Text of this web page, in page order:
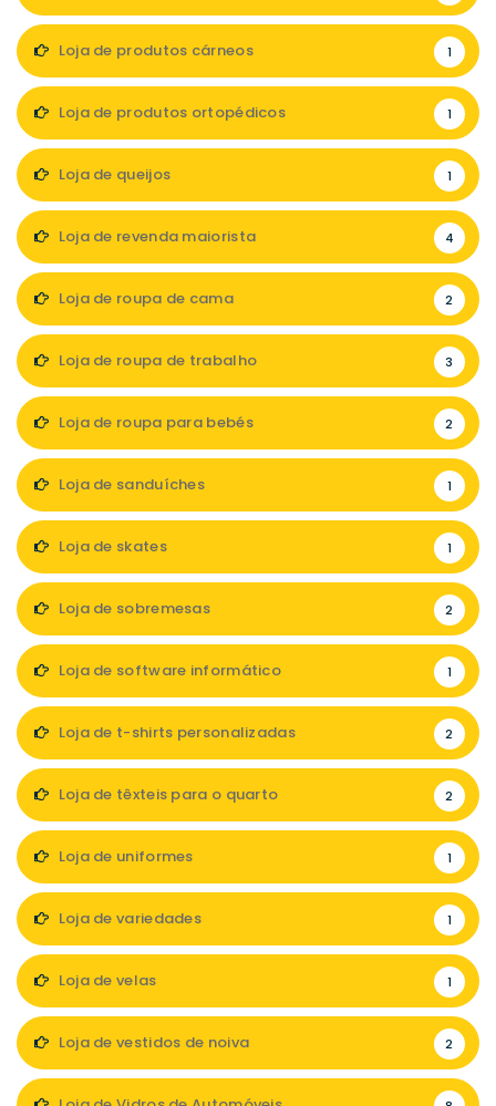
Loja de produtos cárneos 1
Loja de produtos ortopédicos 1
Loja de queijos 1
Loja de revenda maiorista 4
Loja de roupa de cama 2
Loja de roupa de trabalho 3
Loja de roupa para bebés 2
Loja de sanduíches 1
Loja de skates 1
Loja de sobremesas 2
Loja de software informático 1
Loja de t-shirts personalizadas 2
Loja de têxteis para o quarto 2
Loja de uniformes 1
Loja de variedades 1
Loja de velas 1
Loja de vestidos de noiva 2